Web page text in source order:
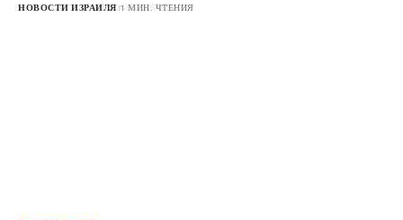
НОВОСТИ ИЗРАИЛЯ 1 МИН. ЧТЕНИЯ